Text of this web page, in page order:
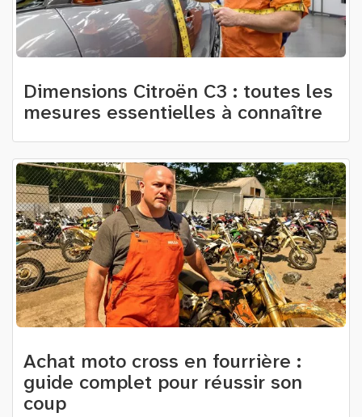
Dimensions Citroën C3 : toutes les
mesures essentielles à connaître
Achat moto cross en fourrière :
guide complet pour réussir son
coup